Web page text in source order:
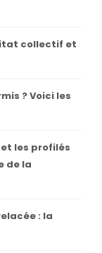
collectif et
? Voici les
les profilés
de la
: la